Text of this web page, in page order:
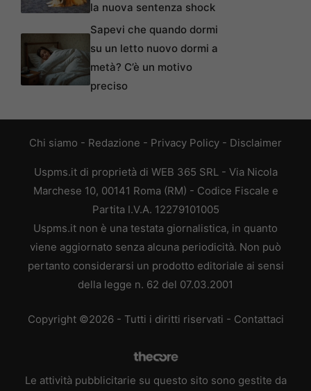
la nuova sentenza shock
Sapevi che quando dormi
su un letto nuovo dormi a
metà? C’è un motivo
preciso
Chi siamo - Redazione - Privacy Policy - Disclaimer
Uspms.it di proprietà di WEB 365 SRL - Via Nicola
Marchese 10, 00141 Roma (RM) - Codice Fiscale e
Partita I.V.A. 12279101005
Uspms.it non è una testata giornalistica, in quanto
viene aggiornato senza alcuna periodicità. Non può
pertanto considerarsi un prodotto editoriale ai sensi
della legge n. 62 del 07.03.2001
Copyright ©2026 - Tutti i diritti riservati - Contattaci
Le attività pubblicitarie su questo sito sono gestite da